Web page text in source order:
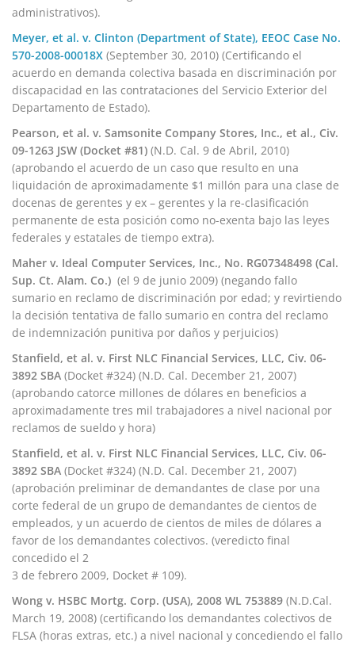
administrativos).
Meyer, et al. v. Clinton (Department of State), EEOC Case No.
570-2008-00018X (September 30, 2010) (Certificando el
acuerdo en demanda colectiva basada en discriminación por
discapacidad en las contrataciones del Servicio Exterior del
Departamento de Estado).
Pearson, et al. v. Samsonite Company Stores, Inc., et al., Civ.
09-1263 JSW (Docket #81) (N.D. Cal. 9 de Abril, 2010)
(aprobando el acuerdo de un caso que resulto en una
liquidación de aproximadamente $1 millón para una clase de
docenas de gerentes y ex – gerentes y la re-clasificación
permanente de esta posición como no-exenta bajo las leyes
federales y estatales de tiempo extra).
Maher v. Ideal Computer Services, Inc., No. RG07348498 (Cal.
Sup. Ct. Alam. Co.) (el 9 de junio 2009) (negando fallo
sumario en reclamo de discriminación por edad; y revirtiendo
la decisión tentativa de fallo sumario en contra del reclamo
de indemnización punitiva por daños y perjuicios)
Stanfield, et al. v. First NLC Financial Services, LLC, Civ. 06-
3892 SBA (Docket #324) (N.D. Cal. December 21, 2007)
(aprobando catorce millones de dólares en beneficios a
aproximadamente tres mil trabajadores a nivel nacional por
reclamos de sueldo y hora)
Stanfield, et al. v. First NLC Financial Services, LLC, Civ. 06-
3892 SBA (Docket #324) (N.D. Cal. December 21, 2007)
(aprobación preliminar de demandantes de clase por una
corte federal de un grupo de demandantes de cientos de
empleados, y un acuerdo de cientos de miles de dólares a
favor de los demandantes colectivos. (veredicto final
concedido el 2
3 de febrero 2009, Docket # 109).
Wong v. HSBC Mortg. Corp. (USA), 2008 WL 753889 (N.D.Cal.
March 19, 2008) (certificando los demandantes colectivos de
FLSA (horas extras, etc.) a nivel nacional y concediendo el fallo